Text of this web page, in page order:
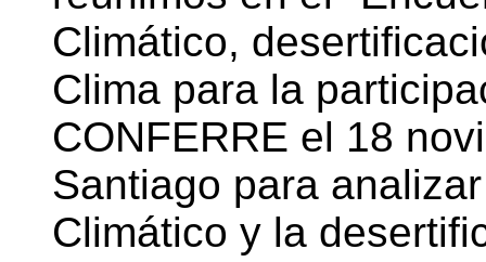
Climático,
Clima para la
CONFERRE el 18
Santiago para
Climático y la